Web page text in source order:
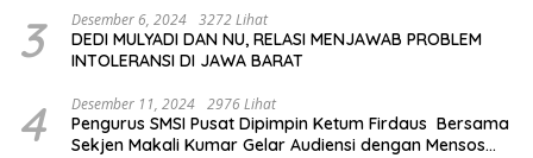
3 Desember 6, 2024 3272 Lihat
DEDI MULYADI DAN NU, RELASI MENJAWAB PROBLEM
INTOLERANSI DI JAWA BARAT
4 Desember 11, 2024 2976 Lihat
Pengurus SMSI Pusat Dipimpin Ketum Firdaus Bersama
Sekjen Makali Kumar Gelar Audiensi dengan Mensos